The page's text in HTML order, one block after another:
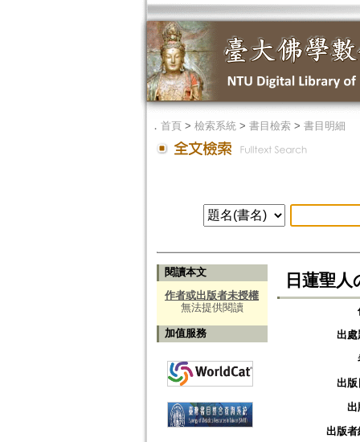
． 首頁> 檢索系統> 書目檢索> 書目明細
閱讀本文
作者或出版者未授權
無法提供閱讀
加值服務
日蓮聖
出處
出版
出
出版者